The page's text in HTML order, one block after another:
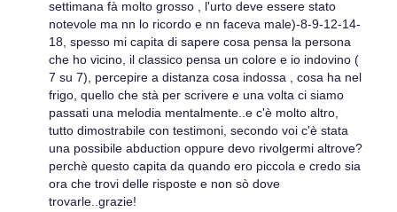
settimana fà molto grosso , l'urto deve essere stato
notevole ma nn lo ricordo e nn faceva male)-8-9-12-14-
18, spesso mi capita di sapere cosa pensa la persona
che ho vicino, il classico pensa un colore e io indovino (
7 su 7), percepire a distanza cosa indossa , cosa ha nel
frigo, quello che stà per scrivere e una volta ci siamo
passati una melodia mentalmente..e c'è molto altro,
tutto dimostrabile con testimoni, secondo voi c'è stata
una possibile abduction oppure devo rivolgermi altrove?
perchè questo capita da quando ero piccola e credo sia
ora che trovi delle risposte e non sò dove
trovarle..grazie!